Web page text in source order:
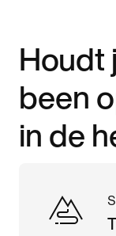
Houdt
been
in de